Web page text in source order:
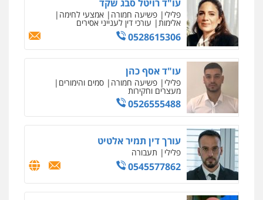
עו"ד רויטל סבג שקד
פלילי פשיעה חמורה אמצעי לחימה
אלימות עורכי דין לענייני אסירים
0528615306
עו"ד אסף כהן
פלילי פשיעה חמורה סמים והימורים
מעצרים וחקירות
0526555488
עורך דין תמיר אלטיט
פלילי תעבורה
0545577862